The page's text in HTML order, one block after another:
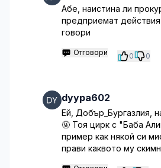
Абе, наистина ли
предприемат
говори
Отговори 0 0
dyypa602
Ей, Добър_Бургазлия,
🤬 Тоя цирк с "Баба
пример как някой си
прави каквото му